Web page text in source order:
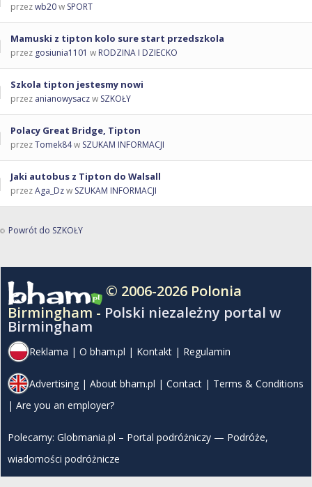
przezwb20w SPORT
Mamuski z tipton kolo sure start przedszkola
przez gosiunia1101 w RODZINA I DZIECKO
Szkola tipton jestesmy nowi
przez anianowysaczw SZKOŁY
Polacy Great Bridge, Tipton
przezTomek84w SZUKAM INFORMACJI
Jaki autobus z Tipton do Walsall
przezAga_Dzw SZUKAM INFORMACJI
Powrót do SZKOŁY
© 2006-2026 Polonia
Birmingham - Polski niezależny portal w
Birmingham
Reklama | O bham.pl | Kontakt | Regulamin
Advertising | About bham.pl | Contact | Terms & Conditions
| Are you an employer?
Polecamy: Globmania.pl – Portal podróżniczy — Podróże,
wiadomości podróżnicze